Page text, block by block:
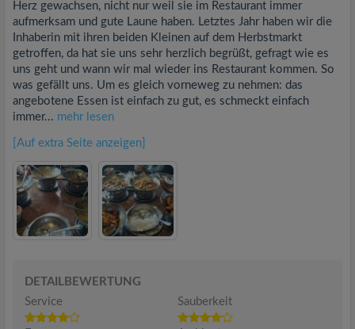
Herz gewachsen, nicht nur weil sie im Restaurant immer
aufmerksam und gute Laune haben. Letztes Jahr haben wir die
Inhaberin mit ihren beiden Kleinen auf dem Herbstmarkt
getroffen, da hat sie uns sehr herzlich begrüßt, gefragt wie es
uns geht und wann wir mal wieder ins Restaurant kommen. So
was gefällt uns. Um es gleich vorneweg zu nehmen: das
angebotene Essen ist einfach zu gut, es schmeckt einfach
immer... mehr lesen
[Auf extra Seite anzeigen]
DETAILBEWERTUNG
Service
Sauberkeit